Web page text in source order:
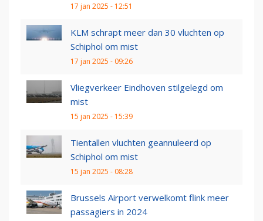
17 jan 2025 - 12:51
KLM schrapt meer dan 30 vluchten op
Schiphol om mist
17 jan 2025 - 09:26
Vliegverkeer Eindhoven stilgelegd om
mist
15 jan 2025 - 15:39
Tientallen vluchten geannuleerd op
Schiphol om mist
15 jan 2025 - 08:28
Brussels Airport verwelkomt flink meer
passagiers in 2024